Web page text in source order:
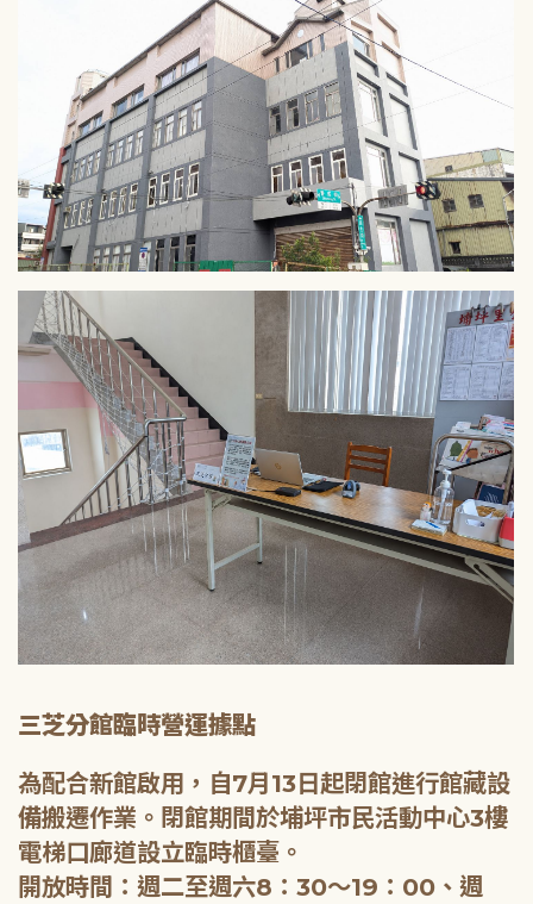
三芝分館臨時營運據點
為配合新館啟用，自7月13日起閉館進行館藏設
備搬遷作業。閉館期間於埔坪市民活動中心3樓
電梯口廊道設立臨時櫃臺。
開放時間：週二至週六8：30～19：00、週